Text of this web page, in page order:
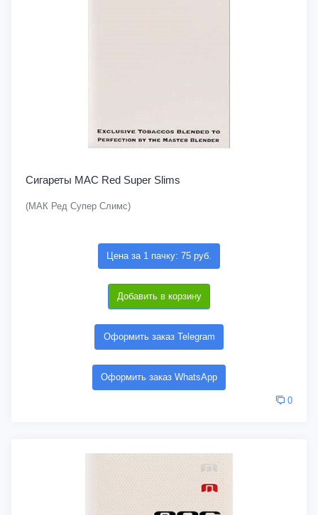
Сигареты MAC Red Super Slims
(МАК Ред Супер Слимс)
Цена за 1 пачку: 75 руб.
Добавить в корзину
Оформить заказ Telegram
Оформить заказ WhatsApp
0